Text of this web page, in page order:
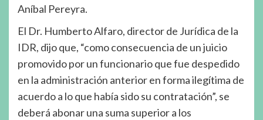
Aníbal Pereyra.
El Dr. Humberto Alfaro, director de Jurídica de la
IDR, dijo que, “como consecuencia de un juicio
promovido por un funcionario que fue despedido
en la administración anterior en forma ilegítima de
acuerdo a lo que había sido su contratación”, se
deberá abonar una suma superior a los